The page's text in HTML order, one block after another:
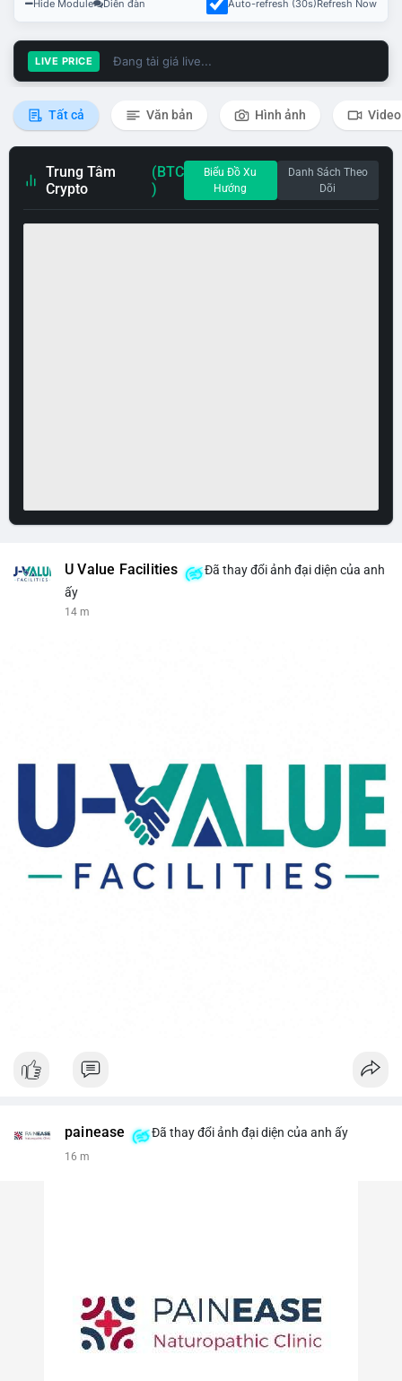
Hide Module Diễn đàn Auto-refresh (30s)Refresh Now
LIVE PRICE Đang tải giá live...
Tất cả Văn bản Hình ảnh Video
Trung Tâm
Crypto
(BTC
)
Biểu Đồ Xu
Hướng
Danh Sách Theo
Dõi
U Value Facilities
Đã thay đổi ảnh đại diện của anh
ấy
14 m
painease Đã thay đổi ảnh đại diện của anh ấy
16 m